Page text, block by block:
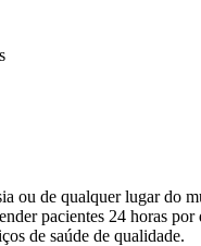
ou de qualquer lugar do
pacientes 24 horas por
de saúde de qualidade.